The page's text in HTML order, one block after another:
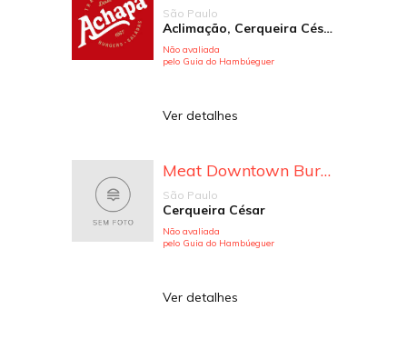
São Paulo
Aclimação, Cerqueira César, Itaim Bibi, Vila Mariana
Não avaliada
pelo Guia do Hambúeguer
Ver detalhes
Meat Downtown Burgers
São Paulo
Cerqueira César
Não avaliada
pelo Guia do Hambúeguer
Ver detalhes